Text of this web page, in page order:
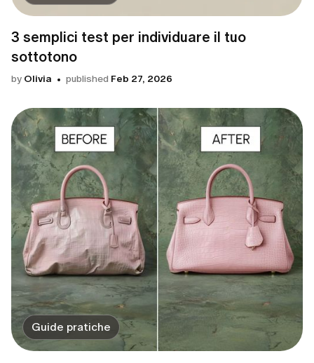
3 semplici test per individuare il tuo
sottotono
by Olivia published Feb 27, 2026
Guide pratiche